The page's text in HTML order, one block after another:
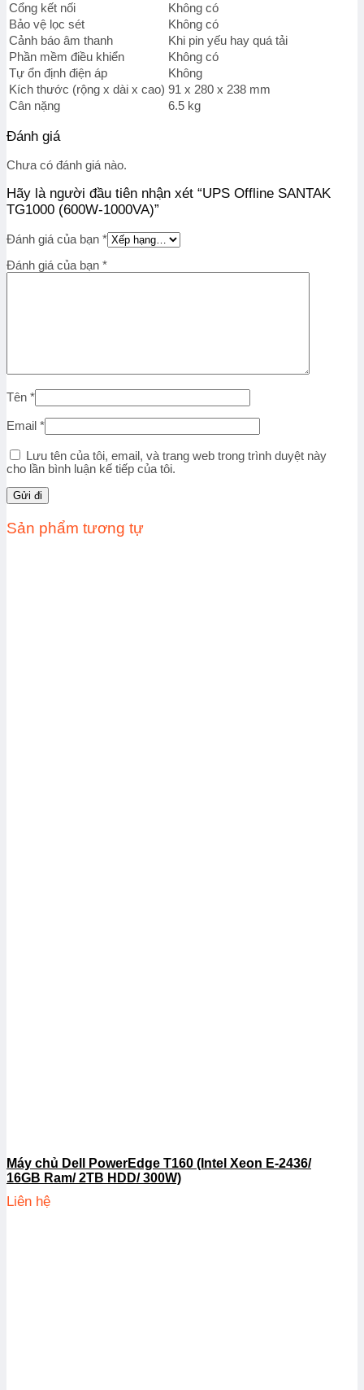
Cổng kết nối
Không có
Bảo vệ lọc sét
Không có
Cảnh báo âm thanh
Khi pin yếu hay quá tải
Phần mềm điều khiển
Không có
Tự ổn định điện áp
Không
Kích thước (rộng x dài x cao) 91 x 280 x 238 mm
Cân nặng
6.5 kg
Đánh giá
Chưa có đánh giá nào.
Hãy là người đầu tiên nhận xét “UPS Offline SANTAK
TG1000 (600W-1000VA)”
Đánh giá của bạn *
Đánh giá của bạn *
Tên *
Email *
Lưu tên của tôi, email, và trang web trong trình duyệt này
cho lần bình luận kế tiếp của tôi.
Sản phẩm tương tự
Máy chủ Dell PowerEdge T160 (Intel Xeon E-2436/
16GB Ram/ 2TB HDD/ 300W)
Liên hệ